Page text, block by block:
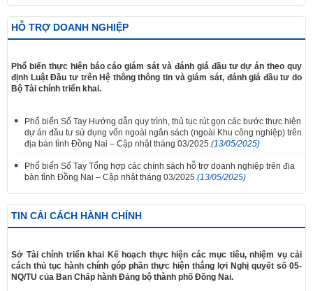
HỖ TRỢ DOANH NGHIỆP
Phổ biến thực hiện báo cáo giám sát và đánh giá đầu tư dự án theo quy
định Luật Đầu tư trên Hệ thông thông tin và giám sát, đánh giá đầu tư do
Bộ Tài chính triển khai.
Phổ biến Sổ Tay Hướng dẫn quy trình, thủ tục rút gọn các bước thực hiện
dự án đầu tư sử dụng vốn ngoài ngân sách (ngoài Khu công nghiệp) trên
địa bàn tỉnh Đồng Nai – Cập nhật tháng 03/2025. (13/05/2025)
Phổ biến Sổ Tay Tổng hợp các chính sách hỗ trợ doanh nghiệp trên địa
bàn tỉnh Đồng Nai – Cập nhật tháng 03/2025. (13/05/2025)
TIN CẢI CÁCH HÀNH CHÍNH
Sở Tài chính triển khai Kế hoạch thực hiện các mục tiêu, nhiệm vụ cải
cách thủ tục hành chính góp phần thực hiện thắng lợi Nghị quyết số 05-
NQ/TU của Ban Chấp hành Đảng bộ thành phố Đồng Nai.